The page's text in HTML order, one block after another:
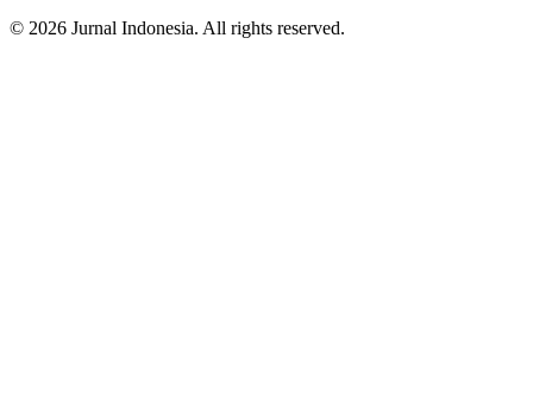
© 2026 Jurnal Indonesia. All rights reserved.